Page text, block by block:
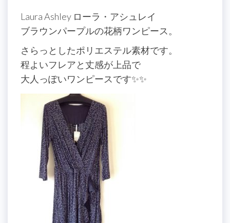
Laura Ashley ローラ・アシュレイ
ブラウンパープルの花柄ワンピース。
さらっとしたポリエステル素材です。
程よいフレアと丈感が上品で
大人っぽいワンピースです✨✨